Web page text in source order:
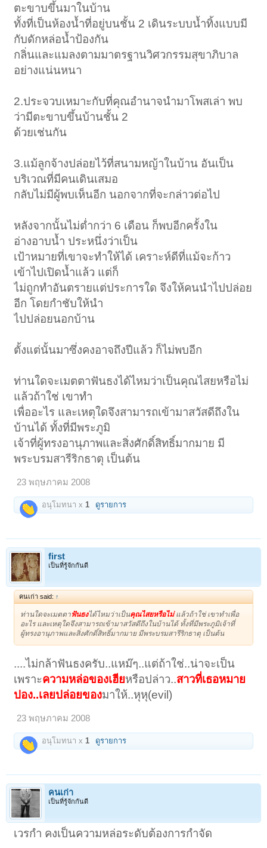
ตะขาบขึ้นมาในบ้าน
ทั้งที่เป็นห้องน้ำที่อยู่บนชั้น 2 เดินระบบน้ำทิ้งแบบมี
กับดักหล่อน้ำป้องกัน
กลิ่นและแมลงตามมาตรฐานวิศวกรรมสุขาภิบาล
อย่างแน่นหนา
2.ประจวบเหมาะกับที่คุณอำนาจนำมาโพสเล่า พบ
ว่ามีตะขาบขึ้นบ้านชั้น 2
ด้วยเช่นกัน
3.แม้ลูกจ้างปล่อยไว้ที่สนามหญ้าในบ้าน อันเป็น
บริเวณที่มีคนเดินเสมอ
กลับไม่มีผู้พบเห็นอีก นอกจากที่จะกล่าวต่อไป
หลังจากนั้นไม่ต่ำกว่า 6 เดือน ก็พบอีกครั้งใน
อ่างอาบน้ำ ประหนึ่งว่าเป็น
เป้าหมายที่เขาจะทำให้ได้ เคราะห์ดีที่แม้จะก้าว
เข้าไปเปิดน้ำแล้ว แต่ก็
ไม่ถูกทำอันตรายแต่ประการใด จึงให้คนนำไปปล่อย
อีก โดยกำชับให้นำ
ไปปล่อยนอกบ้าน
ตั้งแต่นั้นมาซึ่งคงอาจถึงปีแล้ว ก็ไม่พบอีก
ท่านใดจะเมตตาฟันธงได้ไหมว่าเป็นคุณไสยหรือไม่
แล้วถ้าใช่ เขาทำ
เพื่ออะไร และเหตุใดจึงสามารถเข้ามาสวัสดีถึงใน
บ้านได้ ทั้งที่มีพระภูมิ
เจ้าที่ผู้ทรงอานุภาพและสิ่งศักดิ์สิทธิ์มากมาย มี
พระบรมสารีริกธาตุ เป็นต้น
23 พฤษภาคม 2008
อนุโมทนา x1 ดูรายการ
first
เป็นที่รู้จักกันดี
คนเก่า said: ↑
ท่านใดจะเมตตาฟันธงได้ไหมว่าเป็นคุณไสยหรือไม่แล้วถ้าใช่ เขาทำเพื่อ
อะไร และเหตุใดจึงสามารถเข้ามาสวัสดีถึงในบ้านได้ ทั้งที่มีพระภูมิเจ้าที่
ผู้ทรงอานุภาพและสิ่งศักดิ์สิทธิ์มากมาย มีพระบรมสารีริกธาตุ เป็นต้น
....ไม่กล้าฟันธงครับ..แหม๊ๆ..แต่ถ้าใช่..น่าจะเป็น
เพราะความหล่อของเฮียหรือปล่าว..สาวที่เธอหมาย
ปอง..เลยปล่อยของมาให้..หุหุ(evil)
23 พฤษภาคม 2008
อนุโมทนา x1 ดูรายการ
คนเก่า
เป็นที่รู้จักกันดี
เวรกำ คงเป็นความหล่อระดับต้องการกำจัด